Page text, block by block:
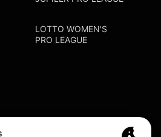
LOTTO WOMEN'S
PRO LEAGUE